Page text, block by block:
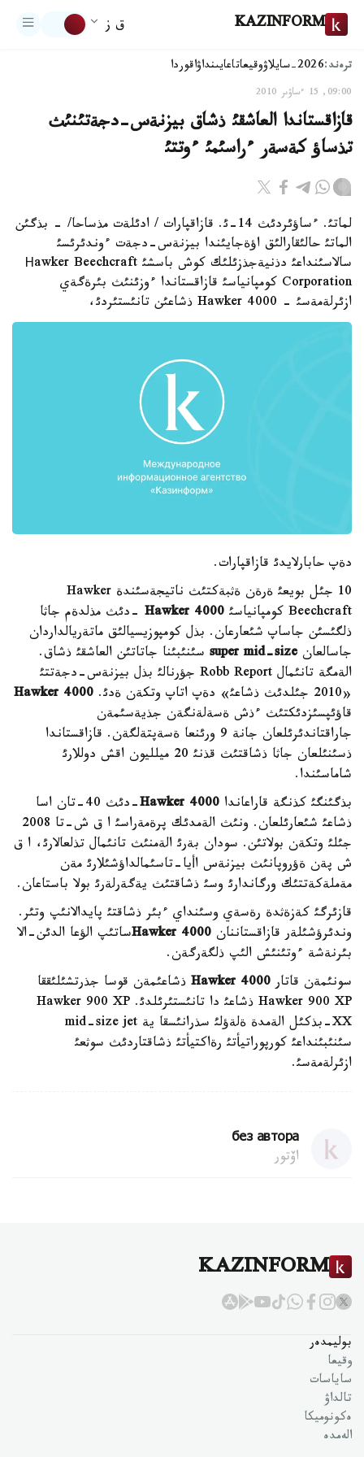
KAZINFORM ق ز
ترەند:2026-سايلاۋ وقيعاتاعايىنداۋاقوردا
09:00, 15 ءساۋىر 2010
قازاقستاندا العاشقئ ذشاق بيزنةس-دجةتئنئث
تذساؤ كةسةر ءراسئمئ ءوتتئ
لماتئ. ءساؤئردئث 14-ئ. قازاقپارات / ادئلةت مذساحا/ - بذگئن
الماتئ حالئقارالئق اؤةجايئندا بيزنةس-دجةت ءوندئرئسئ
سالاسئنداعئ دذنيةجذزئلئك كوش باسشئ Нawker Beechcraft
Corporation كومپانياسئ قازاقستاندا ءوزئنئث بئرةگةي
ازئرلةمةسئ - Hawker 4000 ذشاعئن تانئستئردئ،
دةپ حابارلايدئ قازاقپارات.
10 جئل بويعئ ةرةن ةثبةكتئث ناتيجةسئندة Hawker
Beechcraft كومپانياسئ
Hawker 4000 -دئث مذلدةم جاثا
ذلگئسئن جاساپ شئعارعان. بذل كومپوزيسيالئق ماتةريالداردان
جاسالعانsuper mid-size سئنئبئنا جاتاتئن العاشقئ ذشاق.
الةمگة تانئمال Robb Report جؤرنالئ بذل بيزنةس-دجةتتئ
«2010 جئلدئث ذشاعئ» دةپ اتاپ وتكةن ةدئ.
Hawker 4000
قاؤئپسئزدئكتئث ءذش ةسةلةنگةن جذيةسئمةن
جاراقتاندئرئلعان جانة 9 ورئنعا ةسةپتةلگةن. قازاقستاندا
ذسئنئلعان جاثا ذشاقتئث قذنئ 20 ميلليون اقش دوللارئ
شاماسئندا.
بذگئنگئ كذنگة قاراعاندا Hawker 4000
-دئث 40-تان اسا
ذشاعئ شئعارئلعان. ونئث الةمدئك پرةمةراسئ ا ق ش-تا 2008
جئلئ وتكةن بولاتئن. سودان بةرئ الةمنئث تانئمال تذلعالارئ، ا ق
ش پةن ةؤروپانئث بيزنةس اأيا-تاسئمالداؤشئلارئ مةن
مةملةكةتتئك ورگاندارئ وسئ ذشاقتئث يةگةرلةرئ بولا باستاعان.
قازئرگئ كةزةثدة رةسةي وسئنداي ءبئر ذشاقتئ پايدالانئپ وتئر.
وندئرؤشئلةر قازاقستاننان Hawker 4000ساتئپ الؤعا الدئن-الا
بئرنةشة ءوتئنئش الئپ ذلگةرگةن.
سونئمةن قاتار Hawker 4000 ذشاعئمةن قوسا جذرتشئلئققا
Hawker 900 XP ذشاعئ دا تانئستئرئلدئ. Hawker 900 XP
XX-بذكئل الةمدة ةلةؤلئ سذرانئسقا ية mid-size jet
سئنئبئنداعئ كورپوراتيأتئ رةاكتيأتئ ذشاقتاردئث سوثعئ
ازئرلةمةسئ.
без автора
اۆتور
KAZINFORM
بوليمدەر
وقيعا
ساياسات
تالداۋ
ەكونوميكا
الەمدە